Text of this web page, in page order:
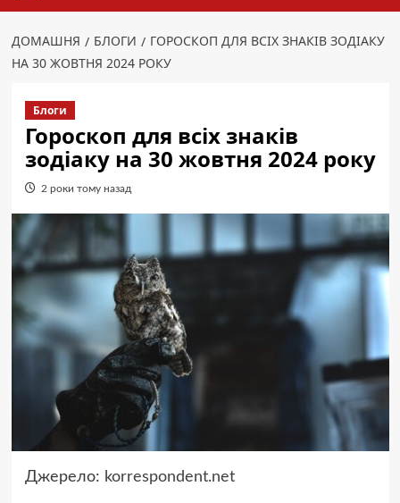
ДОМАШНЯ БЛОГИ
ГОРОСКОП ДЛЯ ВСІХ ЗНАКІВ ЗОДІАКУ
НА 30 ЖОВТНЯ 2024 РОКУ
Блоги
Гороскоп для всіх знаків
зодіаку на 30 жовтня 2024 року
2 роки тому назад
Джерело: korrespondent.net